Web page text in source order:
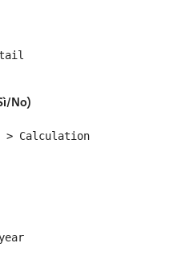
No)
> Calculation